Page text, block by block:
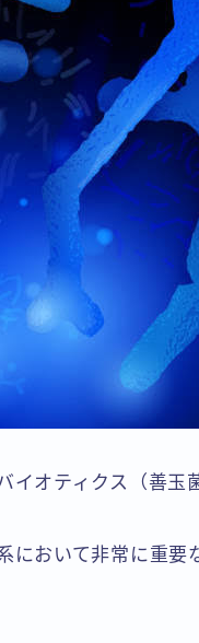
オティクス（善玉
において非常に重要